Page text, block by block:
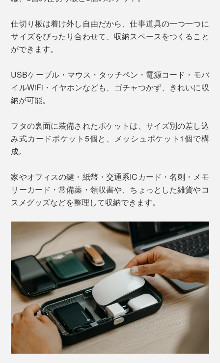
仕切り板は着け外し自由だから、仕事道具の一つ一つに
サイズをぴったり合わせて、収納スペースをつくること
ができます。
USBケーブル・マウス・タッチペン・電源コード・モバ
イルWiFi・イヤホンなども、ゴチャつかず、きれいに収
納が可能。
フタの裏面に装備されたポケットは、サイズ別の差し込
み式カードポケット5個と、メッシュポケット1個で構
成。
家やオフィスの鍵・紙幣・交通系ICカード・名刺・メモ
リーカード・常備薬・領収書や、ちょっとした雑貨やコ
スメグッズなどを整理して収納できます。